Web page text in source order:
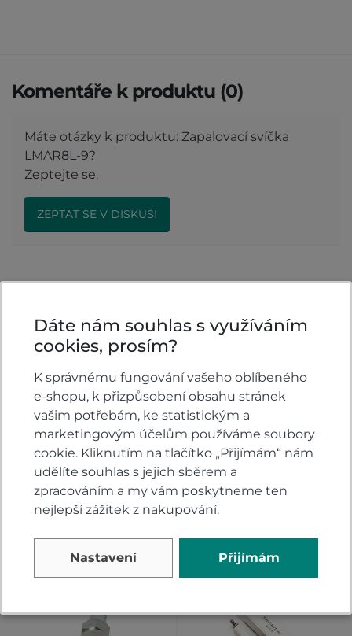
Komentáře k produktu (0)
Máte otázky k produktu: Zapalovací svíčka
LMAR8L-9?
Zeptejte se.
ZEPTAT SE V DISKUSI
Přidejte vlastní hodnocení produktu a pomožte
tak dalším nakupujícím.
Hodnoťte.
PŘIDAT VLASTNÍ HODNOCENÍ
Alternativy
Dáte nám souhlas s využíváním
cookies, prosím?
K správnému fungování vašeho oblíbeného
e-shopu, k přizpůsobení obsahu stránek
vašim potřebám, ke statistickým a
marketingovým účelům používáme soubory
cookie. Kliknutím na tlačítko „Přijímám“ nám
udělíte souhlas s jejich sběrem a
zpracováním a my vám poskytneme ten
nejlepší zážitek z nakupování.
Nastavení Přijímám